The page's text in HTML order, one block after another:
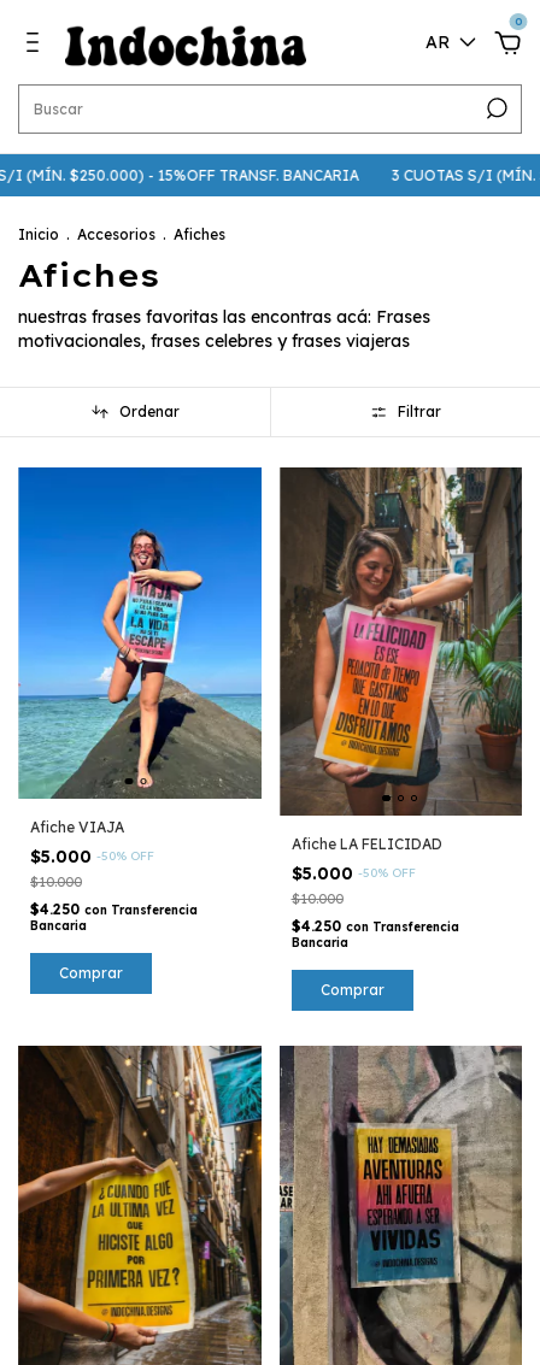
AR
0
$250.000) - 15%OFF TRANSF. BANCARIA 3 CUOTAS S/I (MÍN.
Inicio . Accesorios . Afiches
Afiches
nuestras frases favoritas las encontras acá: Frases
motivacionales, frases celebres y frases viajeras
Ordenar Filtrar
Afiche VIAJA
$5.000 -50% OFF
$10.000
$4.250 con Transferencia
Bancaria
Afiche LA FELICIDAD
$5.000 -50% OFF
$10.000
$4.250 con Transferencia
Bancaria